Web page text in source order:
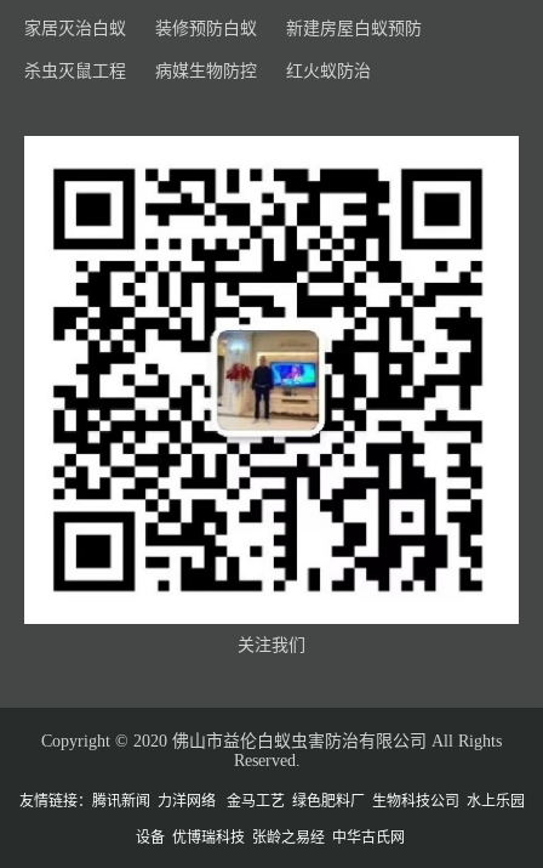
家居灭治白蚁 装修预防白蚁 新建房屋白蚁预防
杀虫灭鼠工程 病媒生物防控 红火蚁防治
关注我们
Copyright © 2020 佛山市益伦白蚁虫害防治有限公司 All Rights
Reserved.
友情链接： 腾讯新闻 力洋网络 金马工艺 绿色肥料厂 生物科技公司 水上乐园
设备 优博瑞科技 张龄之易经 中华古氏网